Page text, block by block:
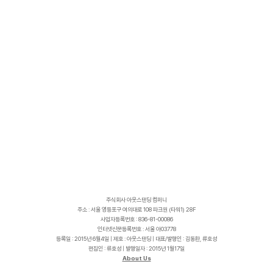
주식회사 아웃스탠딩 컴퍼니
주소 : 서울 영등포구 여의대로 108 파크원 (타워1) 28F
사업자등록번호 : 836-81-00086
인터넷신문등록번호 : 서울 아03778
등록일 : 2015년 6월4일 | 제호 : 아웃스탠딩 | 대표/발행인 : 김동환, 류호성
편집인 : 류호성 | 발행일자 : 2015년 1월17일
About Us